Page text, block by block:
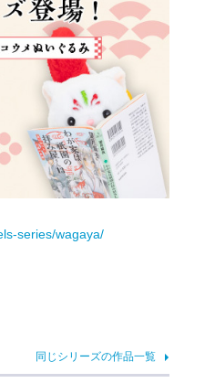
series/wagaya/
同じシリーズの作品一覧